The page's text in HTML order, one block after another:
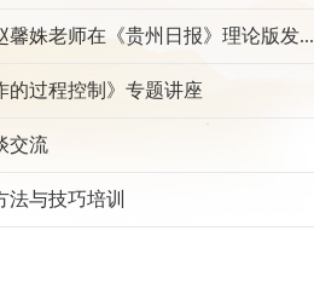
姝老师在《贵州日报》理论版发...
的过程控制》专题讲座
交流
与技巧培训